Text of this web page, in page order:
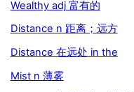
Wealthy adj 富有的
Distance n 距离；远方
Distance 在远处 in the
Mist n 薄雾